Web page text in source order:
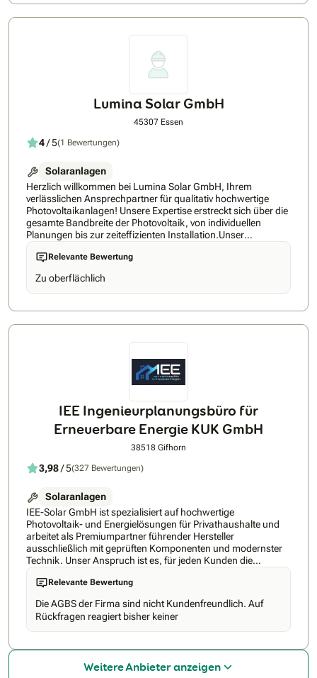
Lumina Solar GmbH
45307 Essen
4/ 5(1 Bewertungen)
Solaranlagen
Herzlich willkommen bei Lumina Solar GmbH, Ihrem
verlässlichen Ansprechpartner für qualitativ hochwertige
Photovoltaikanlagen! Unsere Expertise erstreckt sich über die
gesamte Bandbreite der Photovoltaik, von individuellen
Planungen bis zur zeiteffizienten Installation.Unser
AnsatzLumina Solar GmbH ist mehr als nur ein Dienstleister –
wir sind Ihr Partner auf dem Weg zu nachhaltiger
Energiegewinnung. Unsere Leistungen zeichnen sich durch
Qualität, Effizienz und erstklassige Beratung aus. Wir
verstehen, dass jede Photovoltaikanlage einzigartig ist, und
Relevante Bewertung
Zu oberflächlich
IEE Ingenieurplanungsbüro für
Erneuerbare Energie KUK GmbH
38518 Gifhorn
3,98/ 5(327 Bewertungen)
Solaranlagen
IEE-Solar GmbH ist spezialisiert auf hochwertige
Photovoltaik- und Energielösungen für Privathaushalte und
arbeitet als Premiumpartner führender Hersteller
ausschließlich mit geprüften Komponenten und modernster
Technik. Unser Anspruch ist es, für jeden Kunden die
technisch beste und langlebigste Lösung zu realisieren –
effizient, zuverlässig und zu einem fairen Preis-Leistungs-
Verhältnis. Durch unsere hohen Qualitätsstandards und
sorgfältig ausgewählten Partner garantieren wir nachhaltige
Ergebnisse und maximale Kundenzufriedenheit. Nicht
umsonst nennt man die IEE-Solar GmbH den Leuchtturm der
Relevante Bewertung
Die AGBS der Firma sind nicht Kundenfreundlich. Auf
Rückfragen reagiert bisher keiner
Weitere Anbieter anzeigen